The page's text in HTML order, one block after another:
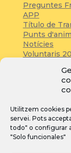
Utilitzem cookies
servei. Pots
todo" o configurar
"Solo funcionales"
Preguntes
APP
Título de
Punts
Notícies
Voluntaris
Zona de
Inscripcions
Notícies